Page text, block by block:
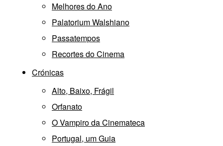
Melhores do Ano
Palatorium Walshiano
Passatempos
Recortes do Cinema
Crónicas
Alto, Baixo, Frágil
Orfanato
O Vampiro da Cinemateca
Portugal, um Guia